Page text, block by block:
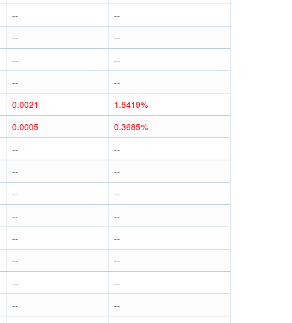
--
--
--
--
--
--
--
--
0.0021
1.5419%
0.0005
0.3685%
--
--
--
--
--
--
--
--
--
--
--
--
--
--
--
--